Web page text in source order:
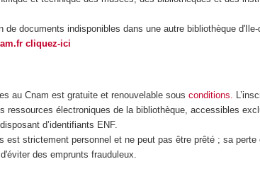
de documents indisponibles dans une autre bibliothèque d'Ile-
cliquez-ici
au Cnam est gratuite et renouvelable sous conditions.
ressources électroniques de la bibliothèque, accessibles
d’identifiants ENF.
est strictement personnel et ne peut pas être prêté ; sa
des emprunts frauduleux.